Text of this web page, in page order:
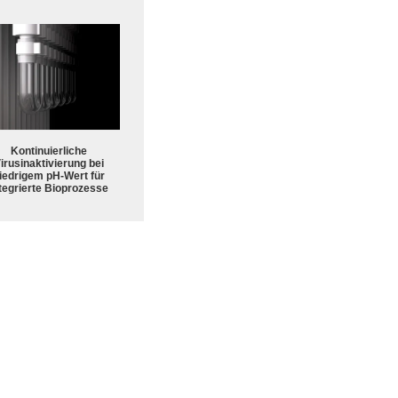
Kontinuierliche
bei
pH-Wert für
Bioprozesse